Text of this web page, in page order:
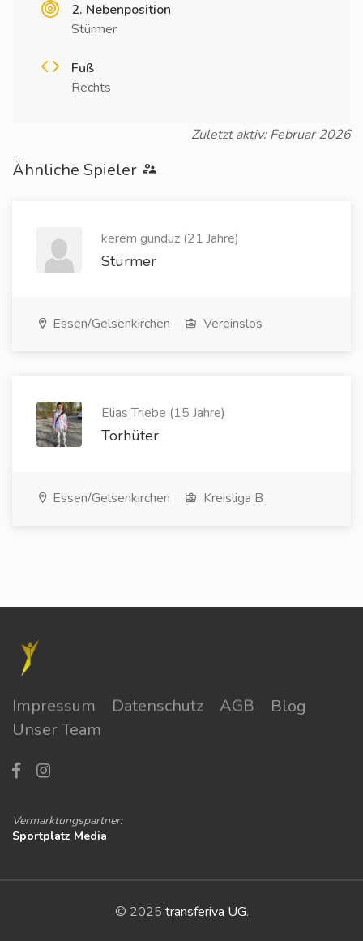
2. Nebenposition
Stürmer
Fuß
Rechts
Zuletzt aktiv: Februar 2026
Ähnliche Spieler
kerem gündüz (21 Jahre)
Stürmer
Essen/Gelsenkirchen Vereinslos
Elias Triebe (15 Jahre)
Torhüter
Essen/Gelsenkirchen Kreisliga B
Impressum Datenschutz AGB
Blog
Unser Team
Vermarktungspartner:
Sportplatz Media
© 2025 transferiva UG.